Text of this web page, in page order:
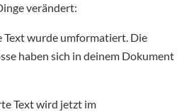
verändert:
Text wurde umformatiert. Die
haben sich in deinem Dokument
Text wird jetzt im